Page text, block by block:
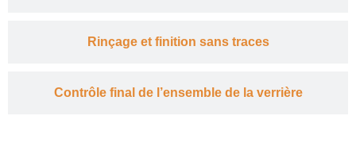
Rinçage et finition sans traces
Contrôle final de l’ensemble de la verrière